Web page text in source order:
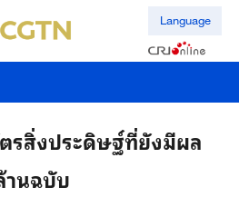
Language
รสิ่งประดิษฐ์ที่ยังมีผล
านฉบับ